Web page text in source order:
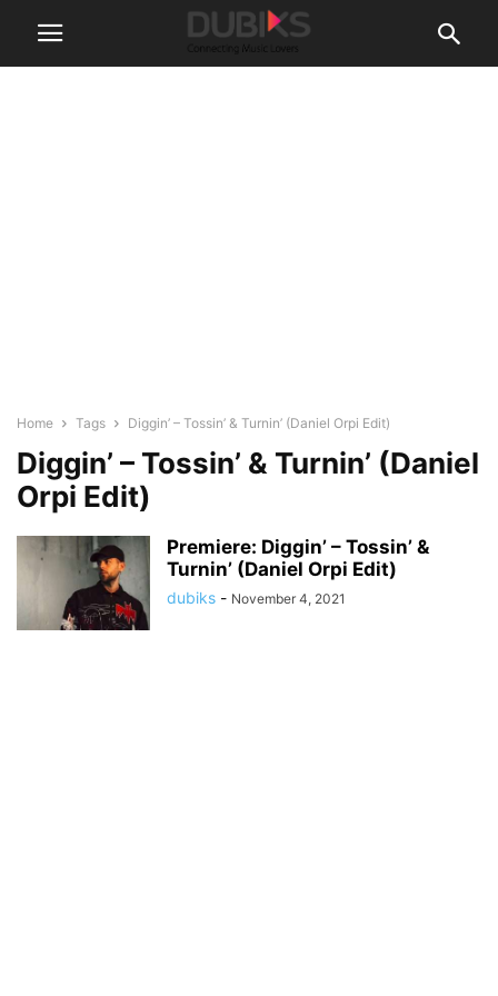
Home Tags Diggin’ – Tossin’ & Turnin’ (Daniel Orpi Edit)
Diggin’ – Tossin’ & Turnin’ (Daniel
Orpi Edit)
Premiere: Diggin’ – Tossin’ &
Turnin’ (Daniel Orpi Edit)
dubiks - November 4, 2021